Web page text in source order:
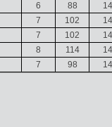
6 88
7 102
7 102
8 114
7 98